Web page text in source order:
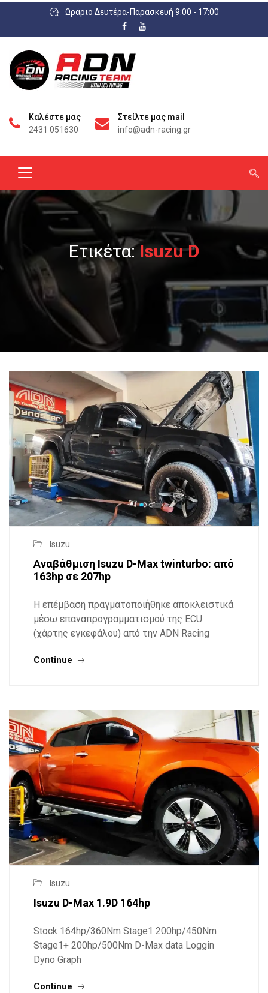
Ωράριο Δευτέρα-Παρασκευή 9:00 - 17:00
Καλέστε μας
2431 051630
Στείλτε μας mail
info@adn-racing.gr
Ετικέτα:Isuzu D
Isuzu
Αναβάθμιση Isuzu D-Max twinturbo: από
163hp σε 207hp
Η επέμβαση πραγματοποιήθηκε αποκλειστικά
μέσω επαναπρογραμματισμού της ECU
(χάρτης εγκεφάλου) από την ADN Racing
Continue
Isuzu
Isuzu D-Max 1.9D 164hp
Stock 164hp/360Nm Stage1 200hp/450Nm
Stage1+ 200hp/500Nm D-Max data Loggin
Dyno Graph
Continue